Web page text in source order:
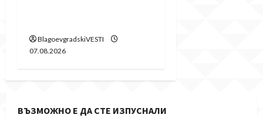
BlagoevgradskiVESTI
07.08.2026
ВЪЗМОЖНО Е ДА СТЕ ИЗПУСНАЛИ